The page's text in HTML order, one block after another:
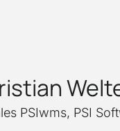
PSIwms, PSI